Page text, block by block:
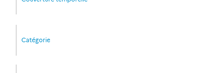
Catégorie